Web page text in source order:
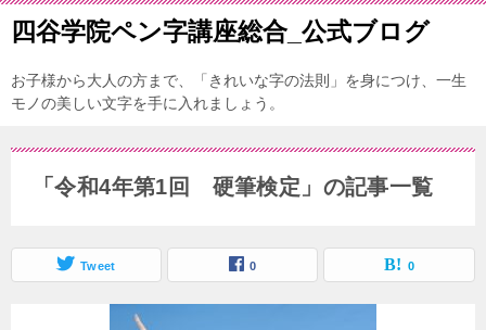
四谷学院ペン字講座総合_公式ブログ
お子様から大人の方まで、「きれいな字の法則」を身につけ、一生
モノの美しい文字を手に入れましょう。
「令和4年第1回 硬筆検定」の記事一覧
Tweet 0 0